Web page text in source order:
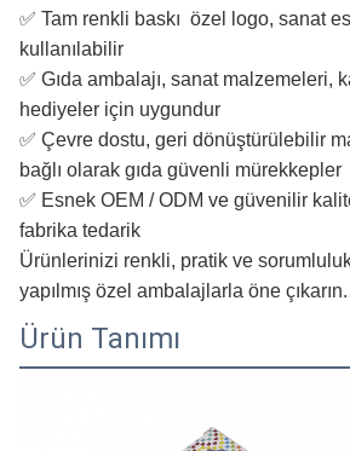
✅ Tam renkli baskı ️ özel logo, sanat
kullanılabilir
✅ Gıda ambalajı, sanat malzemeleri,
hediyeler için uygundur
✅ Çevre dostu, geri dönüştürülebilir
bağlı olarak gıda güvenli mürekkepler
✅ Esnek OEM / ODM ve güvenilir
fabrika tedarik
Ürünlerinizi renkli, pratik ve
yapılmış özel ambalajlarla öne çıkarın.
Ürün Tanımı